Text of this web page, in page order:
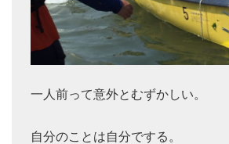
一人前って意外とむずかしい。
自分のことは自分でする。